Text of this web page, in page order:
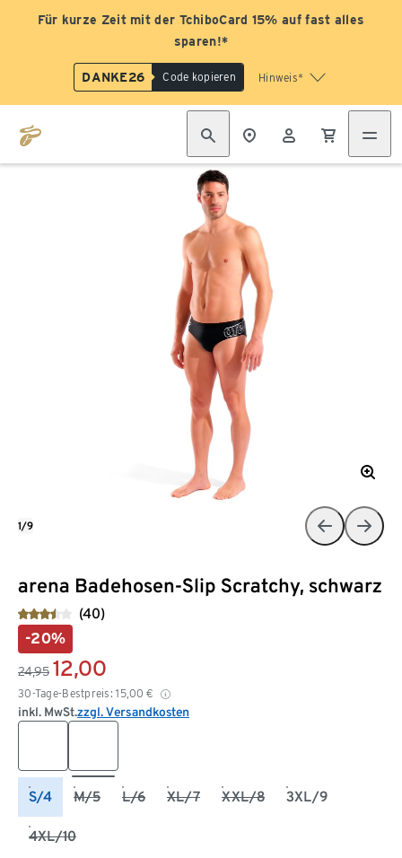
Für kurze Zeit mit der TchiboCard 15% auf fast alles
sparen!*
DANKE26 Code kopieren Hinweis*
arena Badehosen-Slip Scratchy, schwarz
(40)
-20%
24,95 12,00
30-Tage-Bestpreis: 15,00 €
inkl. MwSt.zzgl. Versandkosten
S/4 M/5 L/6 XL/7 XXL/8 3XL/9
4XL/10
1/9